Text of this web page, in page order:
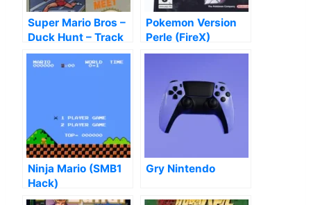
Super Mario Bros –
Duck Hunt – Track
Meet
Pokemon Version
Perle (FireX)
Ninja Mario (SMB1
Hack)
Gry Nintendo